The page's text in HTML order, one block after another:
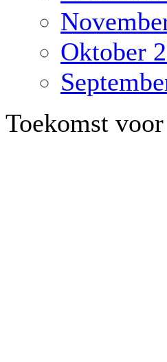
Oktober
Toekomst